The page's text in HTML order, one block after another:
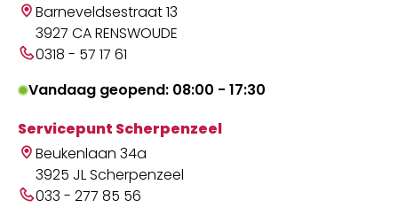
Barneveldsestraat 13
3927 CA RENSWOUDE
0318 - 57 17 61
Vandaag geopend: 08:00 - 17:30
Servicepunt Scherpenzeel
Beukenlaan 34a
3925 JL Scherpenzeel
033 - 277 85 56